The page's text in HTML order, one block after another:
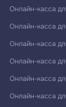
Онлайн-касса
Онлайн-касса
Онлайн-касса
Онлайн-касса
Онлайн-касса
Онлайн-касса